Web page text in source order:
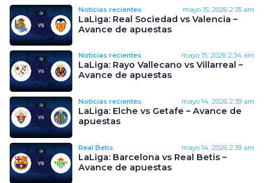
Noticias recientes mayo 15, 2026 2:35 am
LaLiga: Real Sociedad vs Valencia –
Avance de apuestas
Noticias recientes mayo 15, 2026 2:34 am
LaLiga: Rayo Vallecano vs Villarreal –
Avance de apuestas
Noticias recientes mayo 14, 2026 2:39 am
LaLiga: Elche vs Getafe – Avance de
apuestas
Real Betis mayo 14, 2026 2:39 am
LaLiga: Barcelona vs Real Betis –
Avance de apuestas